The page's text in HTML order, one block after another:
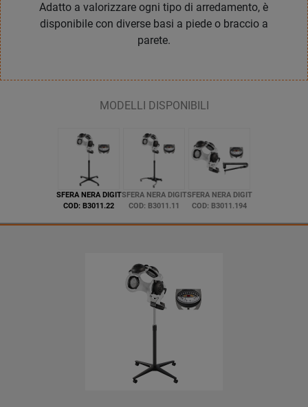
Adatto a valorizzare ogni tipo di arredamento, è
disponibile con diverse basi a piede o braccio a
parete.
MODELLI DISPONIBILI
SFERA NERA DIGIT
COD: B3011.22
SFERA NERA DIGIT
COD: B3011.11
SFERA NERA DIGIT
COD: B3011.194